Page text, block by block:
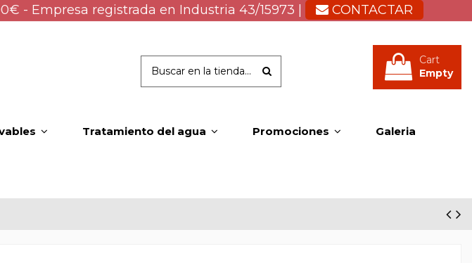
- Empresa registrada en Industria 43/15973 | CONTACTAR
Cart
Empty
Tratamiento del agua Promociones Galeria